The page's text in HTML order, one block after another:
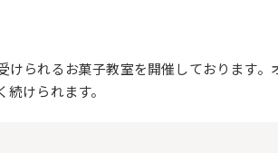
られるお菓子教室を開催しております
けられます。